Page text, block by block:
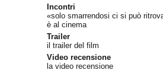
Incontri
«solo smarrendosi ci si può
è al cinema
Trailer
il trailer del film
Video recensione
la video recensione